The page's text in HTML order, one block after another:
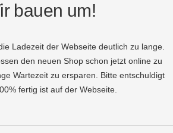
bauen um!
Ladezeit der Webseite deutlich zu lange.
den neuen Shop schon jetzt online zu
Wartezeit zu ersparen. Bitte entschuldigt
fertig ist auf der Webseite.